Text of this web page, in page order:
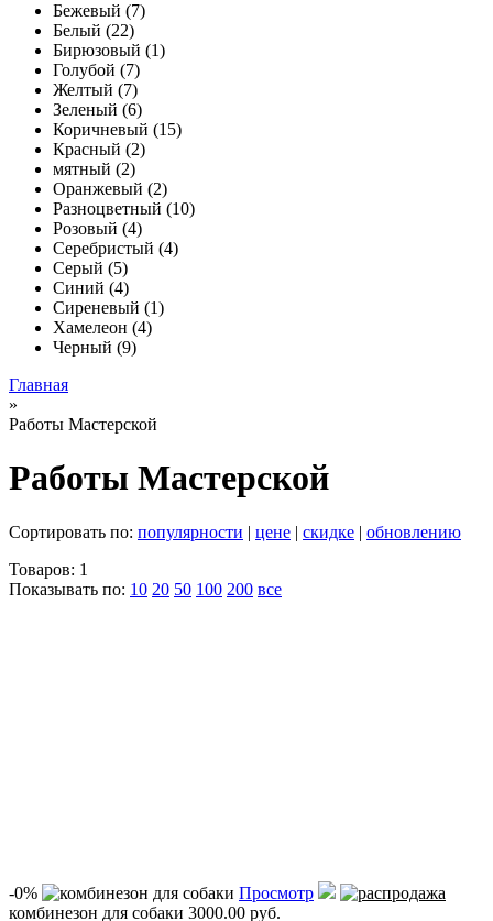
Бежевый (7)
Белый (22)
Бирюзовый (1)
Голубой (7)
Желтый (7)
Зеленый (6)
Коричневый (15)
Красный (2)
мятный (2)
Оранжевый (2)
Разноцветный (10)
Розовый (4)
Серебристый (4)
Серый (5)
Синий (4)
Сиреневый (1)
Хамелеон (4)
Черный (9)
Главная
»
Работы Мастерской
Работы Мастерской
Сортировать по: популярности | цене | скидке | обновлению
Товаров: 1
Показывать по: 10 20 50 100 200 все
-0%
Просмотр
комбинезон для собаки 3000.00 руб.